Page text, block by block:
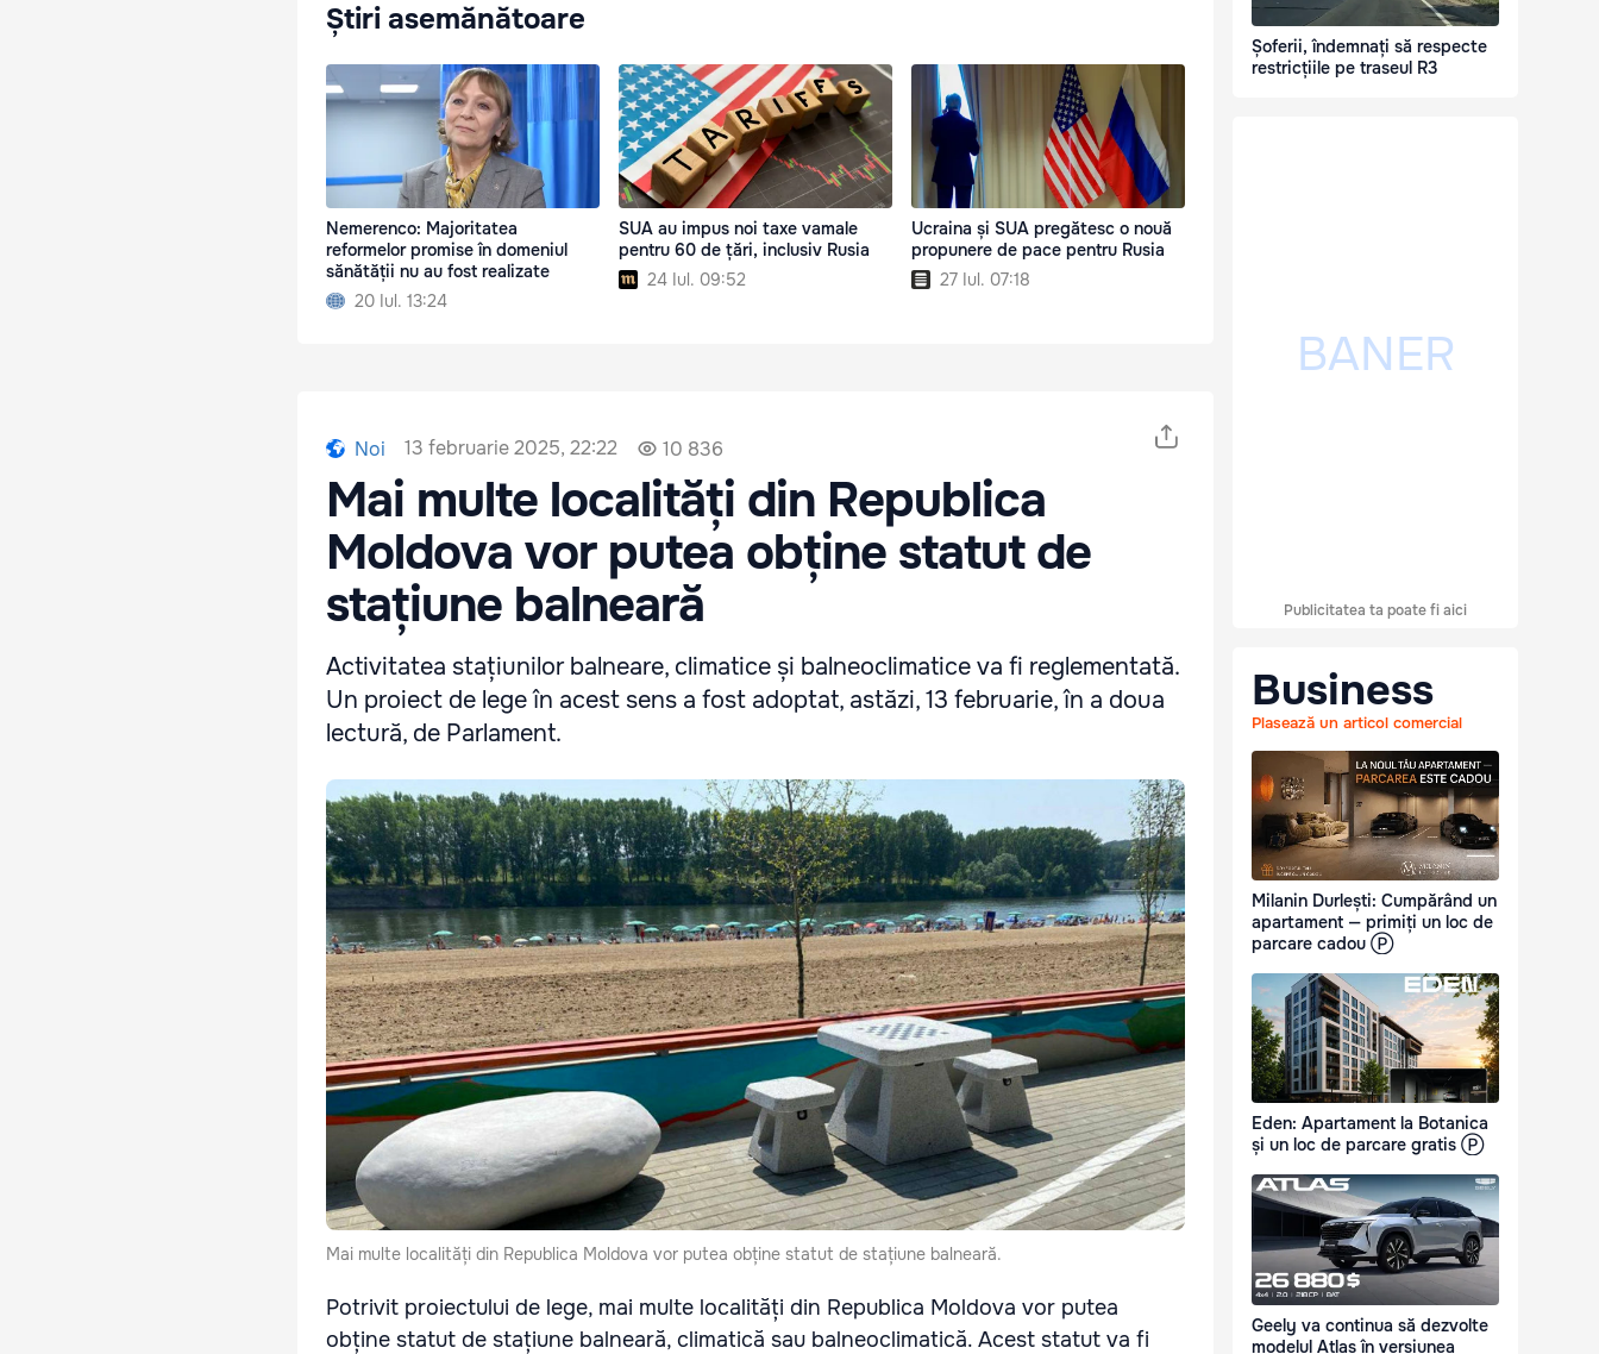
Știri asemănătoare
Nemerenco: Majoritatea
reformelor promise în domeniul
sănătății nu au fost realizate
20 Iul. 13:24
SUA au impus noi taxe vamale
pentru 60 de țări, inclusiv Rusia
24 Iul. 09:52
Ucraina și SUA pregătesc o nouă
propunere de pace pentru Rusia
27 Iul. 07:18
Noi 13 februarie 2025, 22:22 10 836
Mai multe localități din Republica
Moldova vor putea obține statut de
stațiune balneară
Activitatea stațiunilor balneare, climatice și balneoclimatice va fi reglementată.
Un proiect de lege în acest sens a fost adoptat, astăzi, 13 februarie, în a doua
lectură, de Parlament.
Mai multe localități din Republica Moldova vor putea obține statut de stațiune balneară.
Potrivit proiectului de lege, mai multe localități din Republica Moldova vor putea
obține statut de stațiune balneară, climatică sau balneoclimatică. Acest statut va fi
Șoferii, îndemnați să respecte
restricțiile pe traseul R3
Publicitatea ta poate fi aici
Business
Plasează un articol comercial
Milanin Durlești: Cumpărând un
apartament — primiți un loc de
parcare cadou Ⓟ
Eden: Apartament la Botanica
și un loc de parcare gratis Ⓟ
Geely va continua să dezvolte
modelul Atlas în versiunea